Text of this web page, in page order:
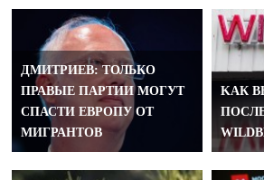
ДМИТРИЕВ: ТОЛЬКО
ПРАВЫЕ ПАРТИИ МОГУТ
СПАСТИ ЕВРОПУ ОТ
МИГРАНТОВ
KАК